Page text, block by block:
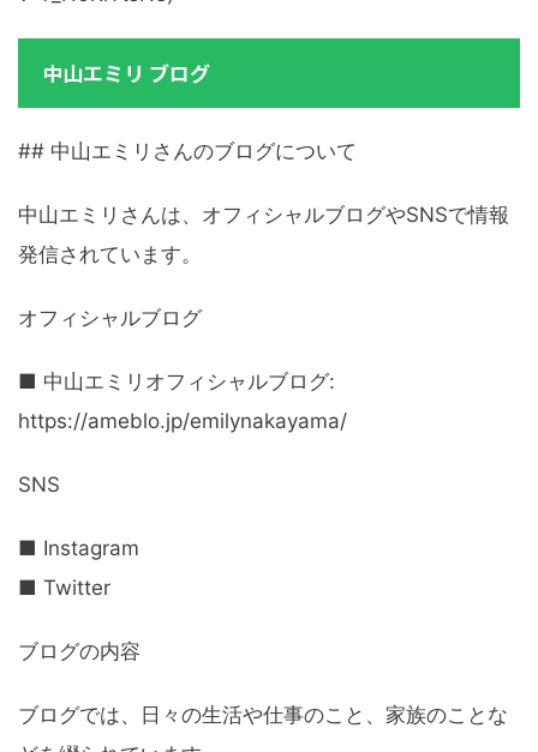
中山エミリ ブログ
## 中山エミリさんのブログについて
中山エミリさんは、オフィシャルブログやSNSで情報
発信されています。
オフィシャルブログ
■ 中山エミリオフィシャルブログ:
https://ameblo.jp/emilynakayama/
SNS
■ Instagram
■ Twitter
ブログの内容
ブログでは、日々の生活や仕事のこと、家族のことな